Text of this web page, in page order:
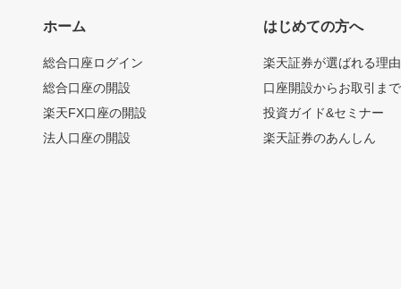
ホーム
総合口座ログイン
総合口座の開設
楽天FX口座の開設
法人口座の開設
はじめての方へ
楽天証券が選ばれる理由
口座開設からお取引ま
投資ガイド&セミナー
楽天証券のあんしん